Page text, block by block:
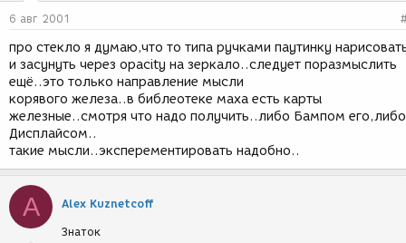
6 авг 2001
про стекло я думаю,что то типа ручками паутинку
и засунуть через opacity на зеркало..следует поразмыслить
ещё..это только направление мысли
корявого железа..в библеотеке маха есть карты
железные..смотря что надо получить..либо Бампом его,либо
Дисплайсом..
такие мысли..эксперементировать надобно..
A Alex Kuznetcoff
Знаток